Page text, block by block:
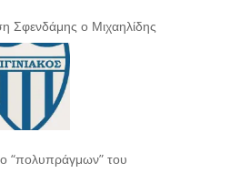
Σφενδάμης ο Μιχαηλίδης
“πολυπράγμων” του